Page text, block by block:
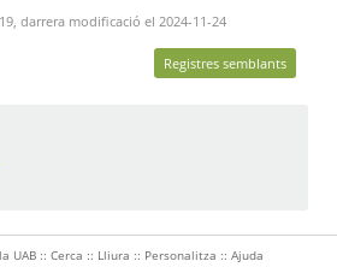
darrera modificació el 2024-11-24
Registres semblants
UAB :: Cerca :: Lliura :: Personalitza :: Ajuda